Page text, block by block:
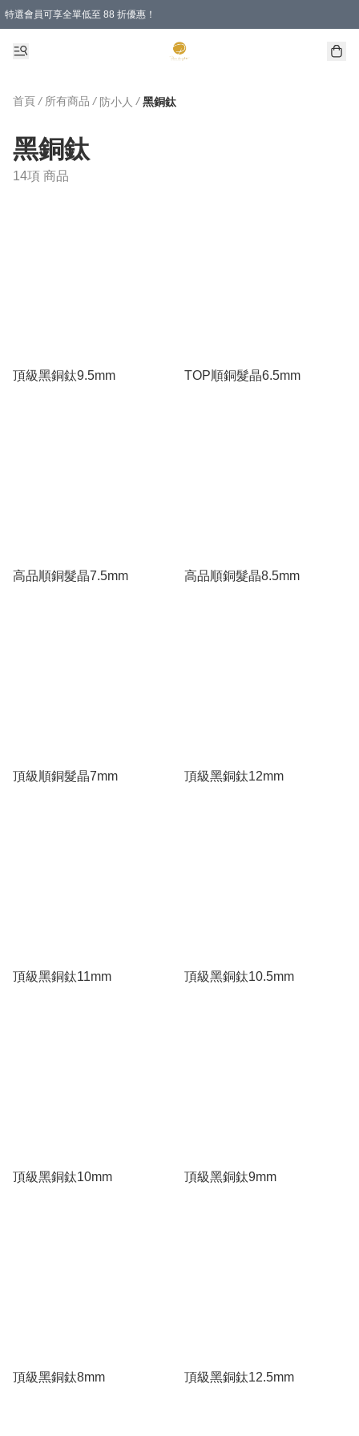
特選會員可享全單低至 88 折優惠！
購物滿 HKD 1000.00即享免運費優惠！（適用於 特定的送貨方式 )
首頁 / 所有商品 / 防小人 / 黑銅鈦
黑銅鈦
14項 商品
頂級黑銅鈦9.5mm TOP順銅髮晶6.5mm
高品順銅髮晶7.5mm 高品順銅髮晶8.5mm
頂級順銅髮晶7mm 頂級黑銅鈦12mm
頂級黑銅鈦11mm 頂級黑銅鈦10.5mm
頂級黑銅鈦10mm 頂級黑銅鈦9mm
頂級黑銅鈦8mm 頂級黑銅鈦12.5mm